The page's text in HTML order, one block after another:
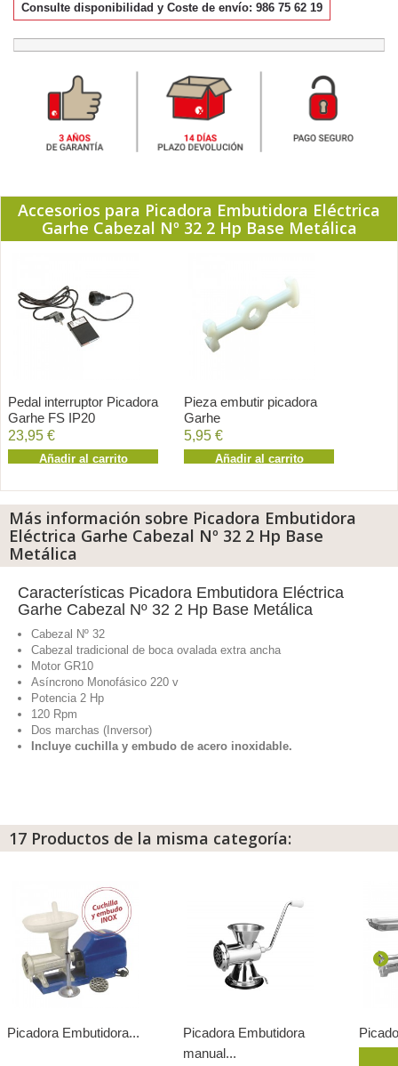
Consulte disponibilidad y Coste de envío: 986 75 62 19
Accesorios para Picadora Embutidora Eléctrica
Garhe Cabezal Nº 32 2 Hp Base Metálica
Pedal interruptor Picadora
Garhe FS IP20
23,95 €
Añadir al carrito
Pieza embutir picadora
Garhe
5,95 €
Añadir al carrito
Más información sobre Picadora Embutidora
Eléctrica Garhe Cabezal Nº 32 2 Hp Base
Metálica
Características Picadora Embutidora Eléctrica
Garhe Cabezal Nº 32 2 Hp Base Metálica
Cabezal Nº 32
Cabezal tradicional de boca ovalada extra ancha
Motor GR10
Asíncrono Monofásico 220 v
Potencia 2 Hp
120 Rpm
Dos marchas (Inversor)
Incluye cuchilla y embudo de acero inoxidable.
17 Productos de la misma categoría:
Picadora Embutidora...
Picadora Embutidora
manual...